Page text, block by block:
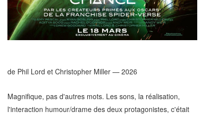
de Phil Lord et Christopher Miller — 2026
Magnifique, pas d'autres mots. Les sons, la réalisation,
l'interaction humour/drame des deux protagonistes, c'était